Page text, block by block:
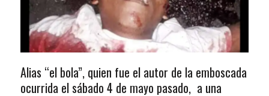
Alias “el bola”, quien fue el autor de la emboscada
ocurrida el sábado 4 de mayo pasado, a una